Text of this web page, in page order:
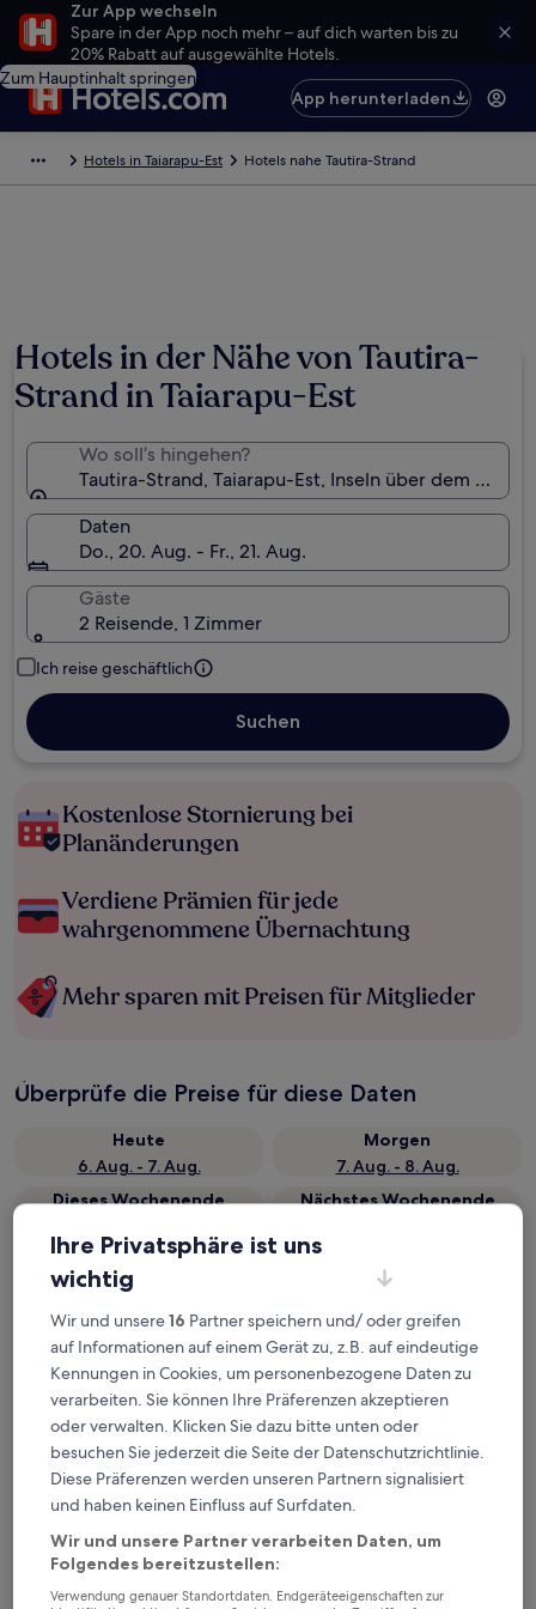
Zur App wechseln
Spare in der App noch mehr – auf dich warten bis zu
20% Rabatt auf ausgewählte Hotels.
Zum Hauptinhalt springen
App herunterladen
Hotels in Taiarapu-Est Hotels nahe Tautira-Strand
Hotels in der Nähe von Tautira-
Strand in Taiarapu-Est
Wo soll’s hingehen?
Tautira-Strand, Taiarapu-Est, Inseln über dem
Daten
Do., 20. Aug. - Fr., 21. Aug.
Gäste
2 Reisende, 1 Zimmer
Ich reise geschäftlich
Suchen
Kostenlose Stornierung bei
Planänderungen
Verdiene Prämien für jede
wahrgenommene Übernachtung
Mehr sparen mit Preisen für Mitglieder
Überprüfe die Preise für diese Daten
Heute
6. Aug. - 7. Aug.
Morgen
7. Aug. - 8. Aug.
Dieses Wochenende
Nächstes Wochenende
Top 5 Hotels in der Nähe von
Tautira-Strand auf einen Blick
Fare atihau vairao— Liegt in 15,6 km von Tautira-Strand
entfernt. Gästebewertung: 10/10 — Außergewöhnlich.
Punatea Village— Liegt in 11,5 km von Tautira-Strand entfernt.
Gästebewertung: 7,8/10 — Gut.
Vanira Lodge— Liegt in 15,5 km von Tautira-Strand entfernt.
Gästebewertung: 9,2/10 — Wunderbar.
Te Mana Lodge— Liegt in 16,4 km von Tautira-Strand entfernt.
Gästebewertung: 9,0/10 — Wunderbar.
Empfohlene Unterkünfte
Preis (aufsteigend)
Ihre Privatsphäre ist uns
wichtig
Wir und unsere16 Partner speichern und/ oder greifen
auf Informationen auf einem Gerät zu, z.B. auf eindeutige
Kennungen in Cookies, um personenbezogene Daten zu
verarbeiten. Sie können Ihre Präferenzen akzeptieren
oder verwalten. Klicken Sie dazu bitte unten oder
besuchen Sie jederzeit die Seite der Datenschutzrichtlinie.
Diese Präferenzen werden unseren Partnern signalisiert
und haben keinen Einfluss auf Surfdaten.
Wir und unsere Partner verarbeiten Daten, um
Folgendes bereitzustellen:
Verwendung genauer Standortdaten. Endgeräteeigenschaften zur